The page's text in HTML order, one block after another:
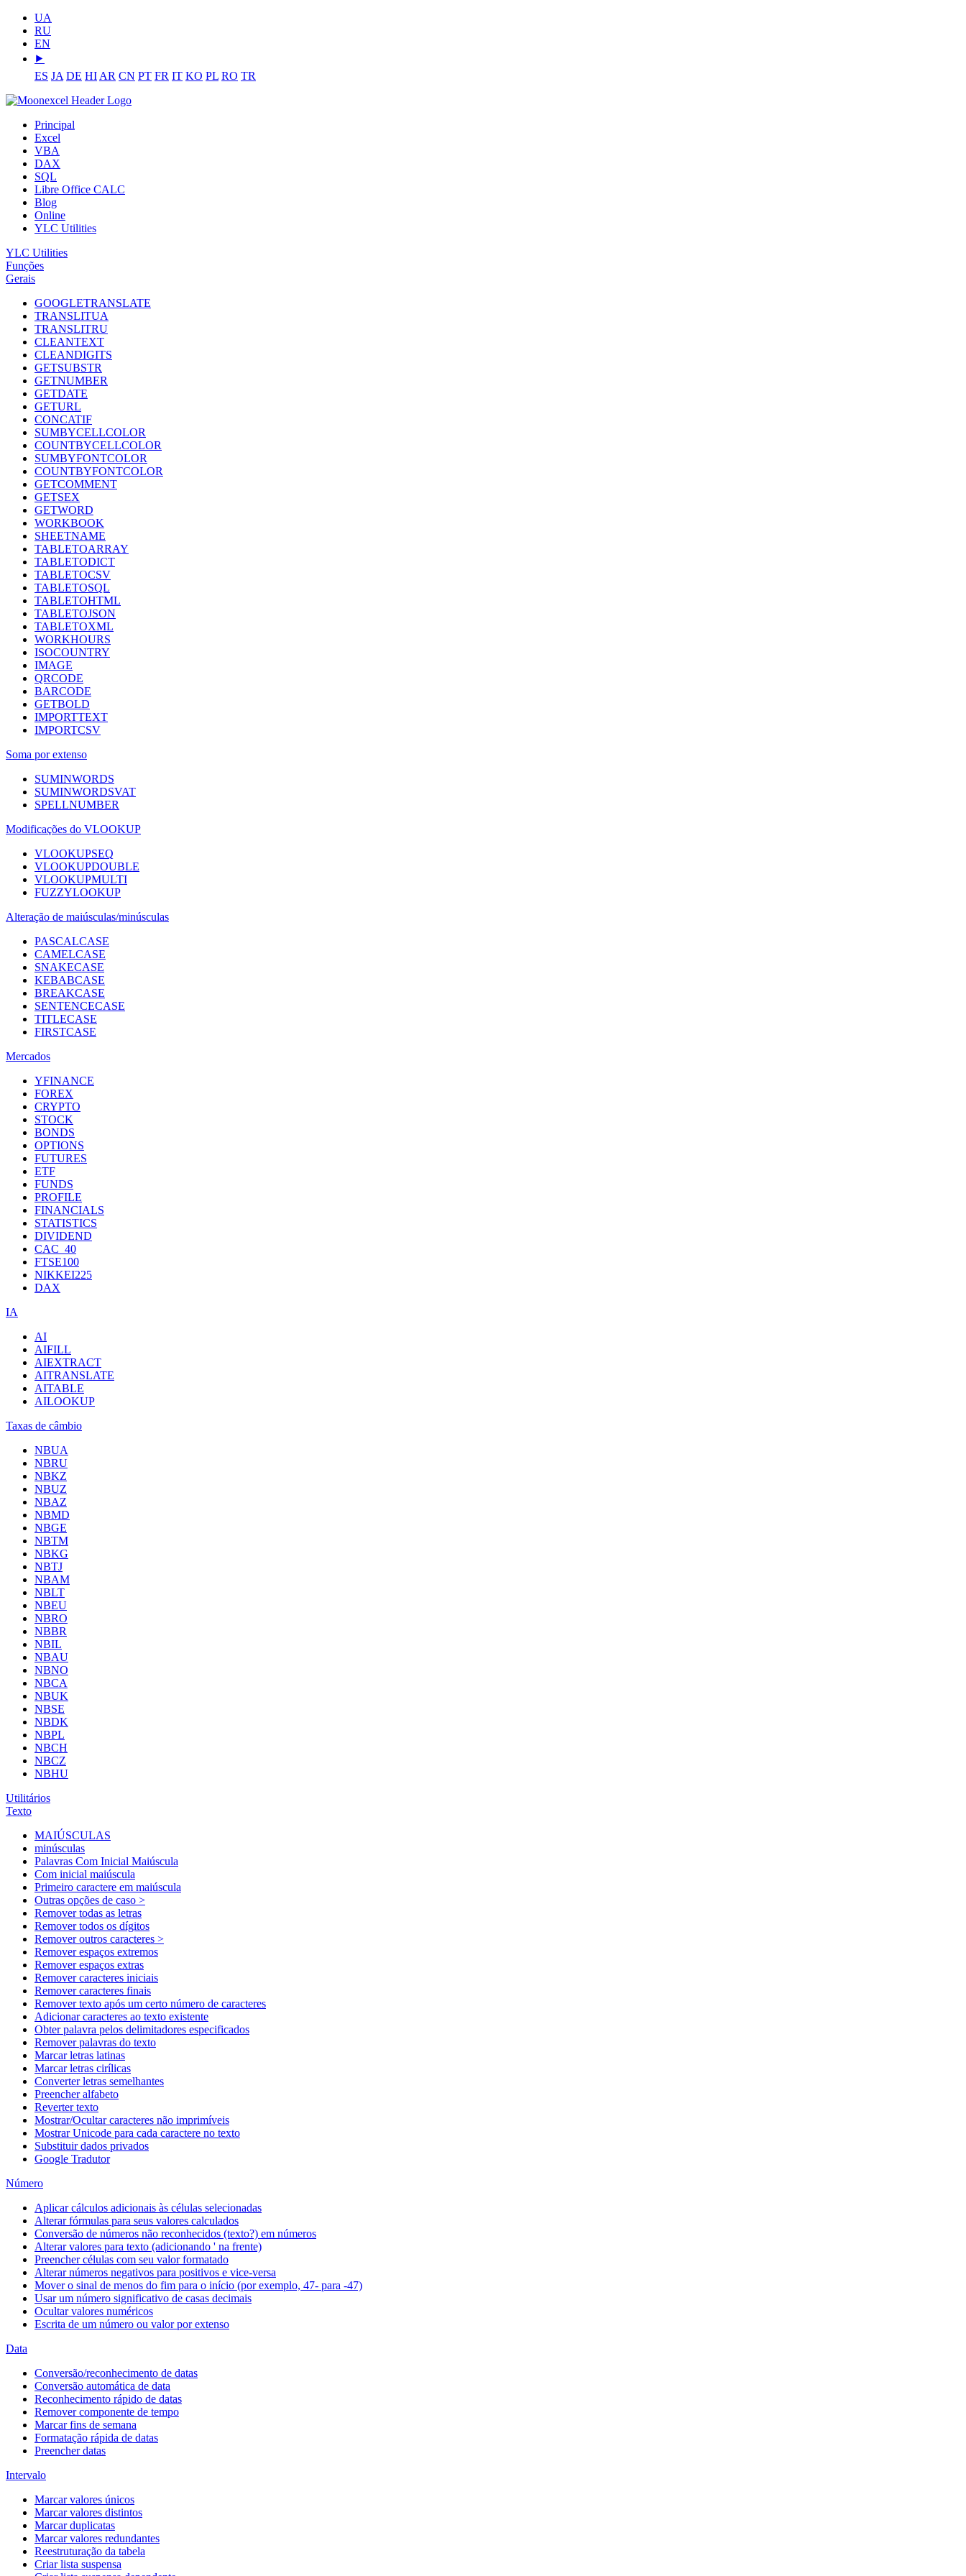
UA
RU
EN
⯈
ES JA DE HI AR CN PT FR IT KO PL RO TR
Principal
Excel
VBA
DAX
SQL
Libre Office CALC
Blog
Online
YLC Utilities
YLC Utilities
Funções
Gerais
GOOGLETRANSLATE
TRANSLITUA
TRANSLITRU
CLEANTEXT
CLEANDIGITS
GETSUBSTR
GETNUMBER
GETDATE
GETURL
CONCATIF
SUMBYCELLCOLOR
COUNTBYCELLCOLOR
SUMBYFONTCOLOR
COUNTBYFONTCOLOR
GETCOMMENT
GETSEX
GETWORD
WORKBOOK
SHEETNAME
TABLETOARRAY
TABLETODICT
TABLETOCSV
TABLETOSQL
TABLETOHTML
TABLETOJSON
TABLETOXML
WORKHOURS
ISOCOUNTRY
IMAGE
QRCODE
BARCODE
GETBOLD
IMPORTTEXT
IMPORTCSV
Soma por extenso
SUMINWORDS
SUMINWORDSVAT
SPELLNUMBER
Modificações do VLOOKUP
VLOOKUPSEQ
VLOOKUPDOUBLE
VLOOKUPMULTI
FUZZYLOOKUP
Alteração de maiúsculas/minúsculas
PASCALCASE
CAMELCASE
SNAKECASE
KEBABCASE
BREAKCASE
SENTENCECASE
TITLECASE
FIRSTCASE
Mercados
YFINANCE
FOREX
CRYPTO
STOCK
BONDS
OPTIONS
FUTURES
ETF
FUNDS
PROFILE
FINANCIALS
STATISTICS
DIVIDEND
CAC_40
FTSE100
NIKKEI225
DAX
IA
AI
AIFILL
AIEXTRACT
AITRANSLATE
AITABLE
AILOOKUP
Taxas de câmbio
NBUA
NBRU
NBKZ
NBUZ
NBAZ
NBMD
NBGE
NBTM
NBKG
NBTJ
NBAM
NBLT
NBEU
NBRO
NBBR
NBIL
NBAU
NBNO
NBCA
NBUK
NBSE
NBDK
NBPL
NBCH
NBCZ
NBHU
Utilitários
Texto
MAIÚSCULAS
minúsculas
Palavras Com Inicial Maiúscula
Com inicial maiúscula
Primeiro caractere em maiúscula
Outras opções de caso >
Remover todas as letras
Remover todos os dígitos
Remover outros caracteres >
Remover espaços extremos
Remover espaços extras
Remover caracteres iniciais
Remover caracteres finais
Remover texto após um certo número de caracteres
Adicionar caracteres ao texto existente
Obter palavra pelos delimitadores especificados
Remover palavras do texto
Marcar letras latinas
Marcar letras cirílicas
Converter letras semelhantes
Preencher alfabeto
Reverter texto
Mostrar/Ocultar caracteres não imprimíveis
Mostrar Unicode para cada caractere no texto
Substituir dados privados
Google Tradutor
Número
Aplicar cálculos adicionais às células selecionadas
Alterar fórmulas para seus valores calculados
Conversão de números não reconhecidos (texto?) em números
Alterar valores para texto (adicionando ' na frente)
Preencher células com seu valor formatado
Alterar números negativos para positivos e vice-versa
Mover o sinal de menos do fim para o início (por exemplo, 47- para -47)
Usar um número significativo de casas decimais
Ocultar valores numéricos
Escrita de um número ou valor por extenso
Data
Conversão/reconhecimento de datas
Conversão automática de data
Reconhecimento rápido de datas
Remover componente de tempo
Marcar fins de semana
Formatação rápida de datas
Preencher datas
Intervalo
Marcar valores únicos
Marcar valores distintos
Marcar duplicatas
Marcar valores redundantes
Reestruturação da tabela
Criar lista suspensa